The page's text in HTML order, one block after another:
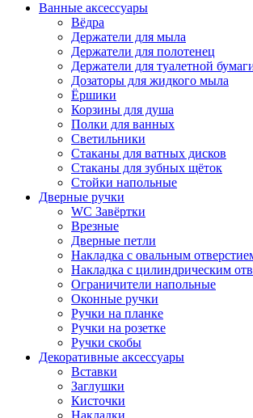
Ванные аксессуары
Вёдра
Держатели для мыла
Держатели для полотенец
Держатели для туалетной
Дозаторы для жидкого мыла
Ёршики
Корзины для душа
Полки для ванных
Светильники
Стаканы для ватных дисков
Стаканы для зубных щёток
Стойки напольные
Дверные ручки
WC Завёртки
Врезные
Дверные петли
Накладка с овальным
Накладка с цилиндрическим
Ограничители напольные
Оконные ручки
Ручки на планке
Ручки на розетке
Ручки скобы
Декоративные аксессуары
Вставки
Заглушки
Кисточки
Накладки